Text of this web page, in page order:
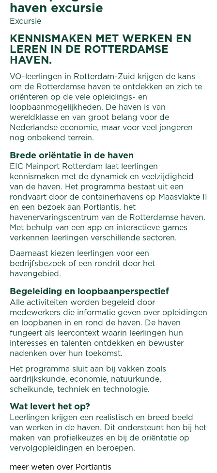
haven excursie
Excursie
KENNISMAKEN MET WERKEN EN
LEREN IN DE ROTTERDAMSE
HAVEN.
VO-leerlingen in Rotterdam-Zuid krijgen de kans
om de Rotterdamse haven te ontdekken en zich te
oriënteren op de vele opleidings- en
loopbaanmogelijkheden. De haven is van
wereldklasse en van groot belang voor de
Nederlandse economie, maar voor veel jongeren
nog onbekend terrein.
Brede oriëntatie in de haven
EIC Mainport Rotterdam laat leerlingen
kennismaken met de dynamiek en veelzijdigheid
van de haven. Het programma bestaat uit een
rondvaart door de containerhavens op Maasvlakte II
en een bezoek aan Portlantis, het
havenervaringscentrum van de Rotterdamse haven.
Met behulp van een app en interactieve games
verkennen leerlingen verschillende sectoren.
Daarnaast kiezen leerlingen voor een
bedrijfsbezoek of een rondrit door het
havengebied.
Begeleiding en loopbaanperspectief
Alle activiteiten worden begeleid door
medewerkers die informatie geven over opleidingen
en loopbanen in en rond de haven. De haven
fungeert als leercontext waarin leerlingen hun
interesses en talenten ontdekken en bewuster
nadenken over hun toekomst.
Het programma sluit aan bij vakken zoals
aardrijkskunde, economie, natuurkunde,
scheikunde, techniek en technologie.
Wat levert het op?
Leerlingen krijgen een realistisch en breed beeld
van werken in de haven. Dit ondersteunt hen bij het
maken van profielkeuzes en bij de oriëntatie op
vervolgopleidingen en beroepen.
meer weten over Portlantis